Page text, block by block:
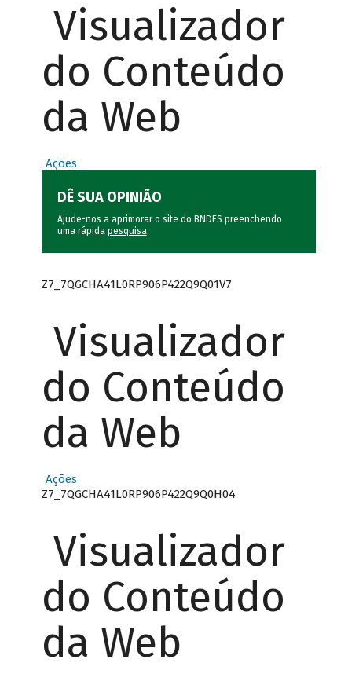
Visualizador
do Conteúdo
da Web
Ações
DÊ SUA OPINIÃO
Ajude-nos a aprimorar o site do BNDES preenchendo
uma rápida pesquisa.
Z7_7QGCHA41L0RP906P422Q9Q01V7
Visualizador
do Conteúdo
da Web
Ações
Z7_7QGCHA41L0RP906P422Q9Q0H04
Visualizador
do Conteúdo
da Web